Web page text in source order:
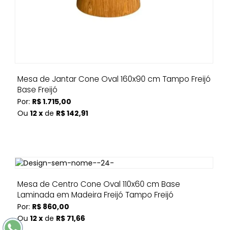
Mesa de Jantar Cone Oval 160x90 cm Tampo Freijó
Base Freijó
Por: R$ 1.715,00
Ou 12 x de R$ 142,91
Mesa de Centro Cone Oval 110x60 cm Base
Laminada em Madeira Freijó Tampo Freijó
Por: R$ 860,00
Ou 12 x de R$ 71,66